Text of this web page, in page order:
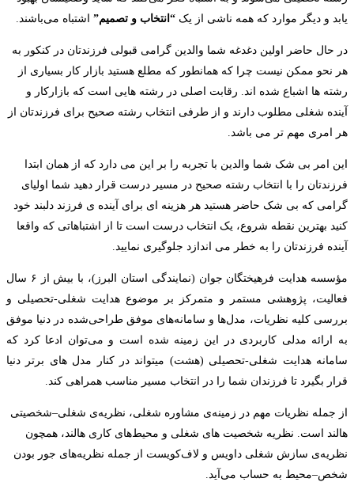
یابد و دیگر موارد که همه ناشی از یک “انتخاب و تصمیم” اشتباه می‌باشند.
در حال حاضر اولین دغدغه شما والدین گرامی قبولی فرزندتان در کنکور به
هر نحو ممکن نیست چرا که همانطور که مطلع هستید بازار کار بسیاری از
رشته ها اشباع شده اند. رقابت اصلی در رشته هایی است که بازارکار و
آینده شغلی مطلوب دارند و از طرفی انتخاب رشته صحیح برای فرزندتان از
هر امری مهم تر می باشد.
این امر بی شک شما والدین با تجربه را بر این می دارد که از همان ابتدا
فرزندتان را با انتخاب رشته صحیح در مسیر درست قرار دهید شما اولیای
گرامی که بی شک حاضر هستید هر هزینه ای برای آینده ی فرزند دلبند خود
کنید بهترین نقطه شروع، یک انتخاب درست است تا از اشتباهاتی که واقعا
آینده فرزندتان را به خطر می اندازد جلوگیری نمایید.
مؤسسه هدایت فرهیختگان جوان (نمایندگی استان البرز)، با بیش از ۶ سال
فعالیت، پژوهشی مستمر و متمرکز بر موضوع هدایت شغلی-تحصیلی و
بررسی کلیه نظریات، مدل‌ها و سامانه‌های موفق طراحی‌شده در دنیا موفق
به ارائه مدلی کاربردی در این زمینه شده است و می‌توان ادعا کرد که
سامانه هدایت شغلی-تحصیلی (هشت) میتواند در کنار مدل های برتر دنیا
قرار بگیرد تا فرزندان شما را در انتخاب مسیر مناسب همراهی کند.
از جمله نظریات مهم در زمینه‌ی مشاوره شغلی، نظریه‌ی شغلی–شخصیتی
هالند است. نظریه شخصیت‌ های شغلی و محیط‌های کاری هالند، همچون
نظریه‌ی سازش شغلی داویس و لاف‌کویست از جمله نظریه‌های جور بودن
شخص–محیط به حساب می‌آید.